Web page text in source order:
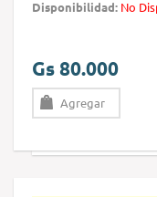
Disponibilidad: No
Gs 80.000
Agregar